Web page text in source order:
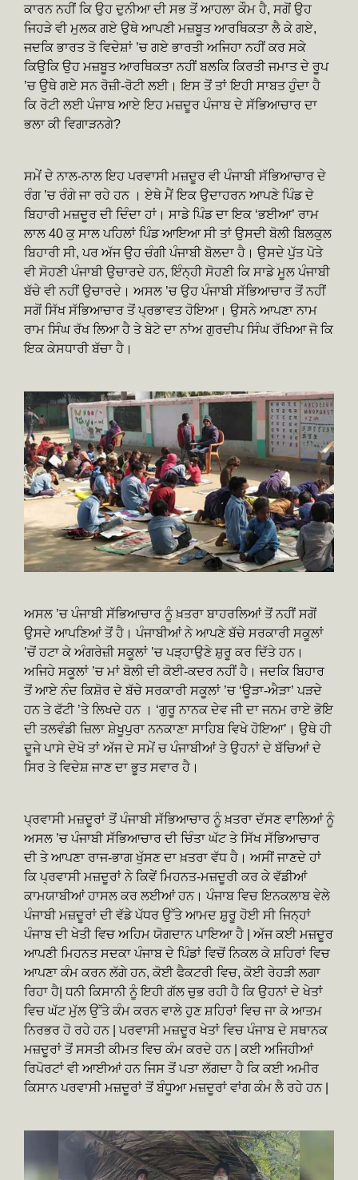
ਕਾਰਨ ਨਹੀਂ ਕਿ ਉਹ ਦੁਨੀਆ ਦੀ ਸਭ ਤੋਂ ਆਹਲਾ ਕੌਮ ਹੈ, ਸਗੋਂ ਉਹ
ਜਿਹੜੇ ਵੀ ਮੁਲਕ ਗਏ ਉਥੇ ਆਪਣੀ ਮਜ਼ਬੂਤ ਆਰਥਿਕਤਾ ਲੈ ਕੇ ਗਏ,
ਜਦਕਿ ਭਾਰਤ ਤੋ ਵਿਦੇਸ਼ਾਂ ’ਚ ਗਏ ਭਾਰਤੀ ਅਜਿਹਾ ਨਹੀਂ ਕਰ ਸਕੇ
ਕਿਉਕਿ ਉਹ ਮਜ਼ਬੂਤ ਆਰਥਿਕਤਾ ਨਹੀਂ ਬਲਕਿ ਕਿਰਤੀ ਜਮਾਤ ਦੇ ਰੂਪ
’ਚ ਉਥੇ ਗਏ ਸਨ ਰੋਜ਼ੀ-ਰੋਟੀ ਲਈ। ਇਸ ਤੋਂ ਤਾਂ ਇਹੀ ਸਾਬਤ ਹੁੰਦਾ ਹੈ
ਕਿ ਰੋਟੀ ਲਈ ਪੰਜਾਬ ਆਏ ਇਹ ਮਜ਼ਦੂਰ ਪੰਜਾਬ ਦੇ ਸੱਭਿਆਚਾਰ ਦਾ
ਭਲਾ ਕੀ ਵਿਗਾੜਨਗੇ?
ਸਮੇਂ ਦੇ ਨਾਲ-ਨਾਲ ਇਹ ਪਰਵਾਸੀ ਮਜ਼ਦੂਰ ਵੀ ਪੰਜਾਬੀ ਸੱਭਿਆਚਾਰ ਦੇ
ਰੰਗ ’ਚ ਰੰਗੇ ਜਾ ਰਹੇ ਹਨ । ਏਥੇ ਮੈਂ ਇਕ ਉਦਾਹਰਨ ਆਪਣੇ ਪਿੰਡ ਦੇ
ਬਿਹਾਰੀ ਮਜ਼ਦੂਰ ਦੀ ਦਿੰਦਾ ਹਾਂ। ਸਾਡੇ ਪਿੰਡ ਦਾ ਇਕ ‘ਭਈਆ’ ਰਾਮ
ਲਾਲ 40 ਕੁ ਸਾਲ ਪਹਿਲਾਂ ਪਿੰਡ ਆਇਆ ਸੀ ਤਾਂ ਉਸਦੀ ਬੋਲੀ ਬਿਲਕੁਲ
ਬਿਹਾਰੀ ਸੀ, ਪਰ ਅੱਜ ਉਹ ਚੰਗੀ ਪੰਜਾਬੀ ਬੋਲਦਾ ਹੈ। ਉਸਦੇ ਪੁੱਤ ਪੋਤੇ
ਵੀ ਸੋਹਣੀ ਪੰਜਾਬੀ ਉਚਾਰਦੇ ਹਨ, ਇੰਨ੍ਹੀ ਸੋਹਣੀ ਕਿ ਸਾਡੇ ਮੂਲ ਪੰਜਾਬੀ
ਬੱਚੇ ਵੀ ਨਹੀਂ ਉਚਾਰਦੇ। ਅਸਲ ’ਚ ਉਹ ਪੰਜਾਬੀ ਸੱਭਿਆਚਾਰ ਤੋਂ ਨਹੀਂ
ਸਗੋਂ ਸਿੱਖ ਸੱਭਿਆਚਾਰ ਤੋਂ ਪ੍ਰਭਾਵਤ ਹੋਇਆ। ਉਸਨੇ ਆਪਣਾ ਨਾਮ
ਰਾਮ ਸਿੰਘ ਰੱਖ ਲਿਆ ਹੈ ਤੇ ਬੇਟੇ ਦਾ ਨਾਂਅ ਗੁਰਦੀਪ ਸਿੰਘ ਰੱਖਿਆ ਜੋ ਕਿ
ਇਕ ਕੇਸਧਾਰੀ ਬੱਚਾ ਹੈ।
ਅਸਲ ’ਚ ਪੰਜਾਬੀ ਸੱਭਿਆਚਾਰ ਨੂੰ ਖ਼ਤਰਾ ਬਾਹਰਲਿਆਂ ਤੋਂ ਨਹੀਂ ਸਗੋਂ
ਉਸਦੇ ਆਪਣਿਆਂ ਤੋਂ ਹੈ। ਪੰਜਾਬੀਆਂ ਨੇ ਆਪਣੇ ਬੱਚੇ ਸਰਕਾਰੀ ਸਕੂਲਾਂ
’ਚੋਂ ਹਟਾ ਕੇ ਅੰਗਰੇਜ਼ੀ ਸਕੂਲਾਂ ’ਚ ਪੜ੍ਹਾਉਣੇ ਸ਼ੁਰੂ ਕਰ ਦਿੱਤੇ ਹਨ।
ਅਜਿਹੇ ਸਕੂਲਾਂ ’ਚ ਮਾਂ ਬੋਲੀ ਦੀ ਕੋਈ-ਕਦਰ ਨਹੀਂ ਹੈ। ਜਦਕਿ ਬਿਹਾਰ
ਤੋਂ ਆਏ ਨੰਦ ਕਿਸ਼ੋਰ ਦੇ ਬੱਚੇ ਸਰਕਾਰੀ ਸਕੂਲਾਂ ’ਚ ‘ਊੜਾ-ਐੜਾ’ ਪੜਦੇ
ਹਨ ਤੇ ਫੱਟੀ ’ਤੇ ਲਿਖਦੇ ਹਨ । ‘ਗੁਰੂ ਨਾਨਕ ਦੇਵ ਜੀ ਦਾ ਜਨਮ ਰਾਏ ਭੋਇ
ਦੀ ਤਲਵੰਡੀ ਜ਼ਿਲਾ ਸ਼ੇਖੂਪੁਰਾ ਨਨਕਾਣਾ ਸਾਹਿਬ ਵਿਖੇ ਹੋਇਆ’। ਉਥੇ ਹੀ
ਦੂਜੇ ਪਾਸੇ ਦੇਖੋ ਤਾਂ ਅੱਜ ਦੇ ਸਮੇਂ ਚ ਪੰਜਾਬੀਆਂ ਤੇ ਉਹਨਾਂ ਦੇ ਬੱਚਿਆਂ ਦੇ
ਸਿਰ ਤੇ ਵਿਦੇਸ਼ ਜਾਣ ਦਾ ਭੂਤ ਸਵਾਰ ਹੈ।
ਪ੍ਰਵਾਸੀ ਮਜ਼ਦੂਰਾਂ ਤੋਂ ਪੰਜਾਬੀ ਸੱਭਿਆਚਾਰ ਨੂੰ ਖ਼ਤਰਾ ਦੱਸਣ ਵਾਲਿਆਂ ਨੂੰ
ਅਸਲ ’ਚ ਪੰਜਾਬੀ ਸੱਭਿਆਚਾਰ ਦੀ ਚਿੰਤਾ ਘੱਟ ਤੇ ਸਿੱਖ ਸੱਭਿਆਚਾਰ
ਦੀ ਤੇ ਆਪਣਾ ਰਾਜ-ਭਾਗ ਖੁੱਸਣ ਦਾ ਖ਼ਤਰਾ ਵੱਧ ਹੈ। ਅਸੀਂ ਜਾਣਦੇ ਹਾਂ
ਕਿ ਪ੍ਰਵਾਸੀ ਮਜ਼ਦੂਰਾਂ ਨੇ ਕਿਵੇਂ ਮਿਹਨਤ-ਮਜ਼ਦੂਰੀ ਕਰ ਕੇ ਵੱਡੀਆਂ
ਕਾਮਯਾਬੀਆਂ ਹਾਸਲ ਕਰ ਲਈਆਂ ਹਨ। ਪੰਜਾਬ ਵਿਚ ਇਨਕਲਾਬ ਵੇਲੇ
ਪੰਜਾਬੀ ਮਜ਼ਦੂਰਾਂ ਦੀ ਵੱਡੇ ਪੱਧਰ ਉੱਤੇ ਆਮਦ ਸ਼ੁਰੂ ਹੋਈ ਸੀ ਜਿਨ੍ਹਾਂ
ਪੰਜਾਬ ਦੀ ਖੇਤੀ ਵਿਚ ਅਹਿਮ ਯੋਗਦਾਨ ਪਾਇਆ ਹੈ | ਅੱਜ ਕਈ ਮਜ਼ਦੂਰ
ਆਪਣੀ ਮਿਹਨਤ ਸਦਕਾ ਪੰਜਾਬ ਦੇ ਪਿੰਡਾਂ ਵਿਚੋਂ ਨਿਕਲ ਕੇ ਸ਼ਹਿਰਾਂ ਵਿਚ
ਆਪਣਾ ਕੰਮ ਕਰਨ ਲੱਗੇ ਹਨ, ਕੋਈ ਫੈਕਟਰੀ ਵਿਚ, ਕੋਈ ਰੇਹੜੀ ਲਗਾ
ਰਿਹਾ ਹੈ| ਧਨੀ ਕਿਸਾਨੀ ਨੂੰ ਇਹੀ ਗੱਲ ਚੁਭ ਰਹੀ ਹੈ ਕਿ ਉਹਨਾਂ ਦੇ ਖੇਤਾਂ
ਵਿਚ ਘੱਟ ਮੁੱਲ ਉੱਤੇ ਕੰਮ ਕਰਨ ਵਾਲੇ ਹੁਣ ਸ਼ਹਿਰਾਂ ਵਿਚ ਜਾ ਕੇ ਆਤਮ
ਨਿਰਭਰ ਹੋ ਰਹੇ ਹਨ | ਪਰਵਾਸੀ ਮਜ਼ਦੂਰ ਖੇਤਾਂ ਵਿਚ ਪੰਜਾਬ ਦੇ ਸਥਾਨਕ
ਮਜ਼ਦੂਰਾਂ ਤੋਂ ਸਸਤੀ ਕੀਮਤ ਵਿਚ ਕੰਮ ਕਰਦੇ ਹਨ | ਕਈ ਅਜਿਹੀਆਂ
ਰਿਪੋਰਟਾਂ ਵੀ ਆਈਆਂ ਹਨ ਜਿਸ ਤੋਂ ਪਤਾ ਲੱਗਦਾ ਹੈ ਕਿ ਕਈ ਅਮੀਰ
ਕਿਸਾਨ ਪਰਵਾਸੀ ਮਜ਼ਦੂਰਾਂ ਤੋਂ ਬੰਧੂਆ ਮਜ਼ਦੂਰਾਂ ਵਾਂਗ ਕੰਮ ਲੈ ਰਹੇ ਹਨ |